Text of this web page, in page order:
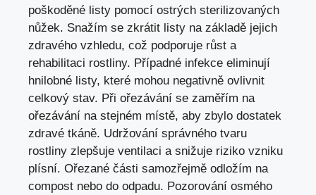
poškoděné listy pomocí ostrých sterilizovaných
nůžek. Snažím se zkrátit listy na základě jejich
zdravého vzhledu, což podporuje růst a
rehabilitaci rostliny. Případné infekce eliminují
hnilobné listy, které mohou negativně ovlivnit
celkový stav. Při ořezávání se zaměřím na
ořezávání na stejném místě, aby zbylo dostatek
zdravé tkáně. Udržování správného tvaru
rostliny zlepšuje ventilaci a snižuje riziko vzniku
plísní. Ořezané části samozřejmě odložím na
compost nebo do odpadu. Pozorování osmého